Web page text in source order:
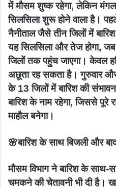
में मौसम शुष्क रहेगा, लेकिन
सिलसिला शुरू होने वाला है।
नैनीताल जैसे तीन जिलों में
यह सिलसिला और तेज होगा, जब
जिलों तक पहुंच जाएगा। केवल
अछूता रह सकता है। गुरुवार
के 13 जिलों में बारिश की
बारिश के नाम रहेगा, जिससे
माहौल बनेगा।
🌸बारिश के साथ बिजली और
मौसम विभाग ने बारिश के
चमकने की चेतावनी भी दी है।